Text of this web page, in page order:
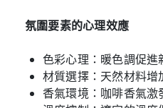
氛圍要素的心理效應
色彩心理：暖色調促進
材質選擇：天然材料增
香氣環境：咖啡香氣激